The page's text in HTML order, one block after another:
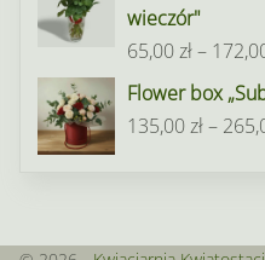
wieczór"
65,00zł–
Flower box
135,00zł–